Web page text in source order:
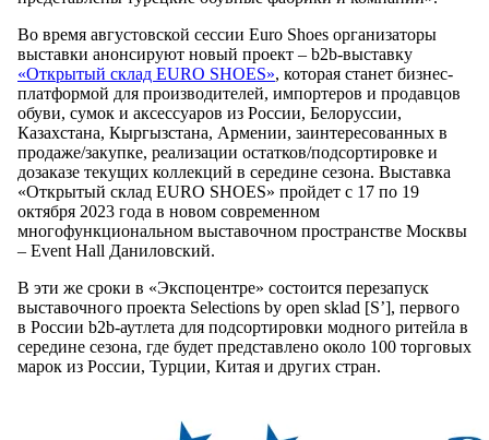
Во время августовской сессии Euro Shoes организаторы
выставки анонсируют новый проект – b2b-выставку
«Открытый склад EURO SHOES», которая станет бизнес-
платформой для производителей, импортеров и продавцов
обуви, сумок и аксессуаров из России, Белоруссии,
Казахстана, Кыргызстана, Армении, заинтересованных в
продаже/закупке, реализации остатков/подсортировке и
дозаказе текущих коллекций в середине сезона. Выставка
«Открытый склад EURO SHOES» пройдет с 17 по 19
октября 2023 года в новом современном
многофункциональном выставочном пространстве Москвы
– Event Hall Даниловский.
В эти же сроки в «Экспоцентре» состоится перезапуск
выставочного проекта Selections by open sklad [S’], первого
в России b2b-аутлета для подсортировки модного ритейла в
середине сезона, где будет представлено около 100 торговых
марок из России, Турции, Китая и других стран.